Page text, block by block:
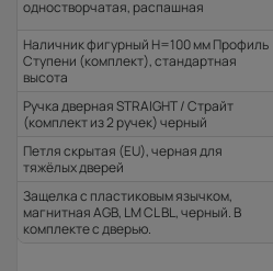
одностворчатая, распашная
Наличник фигурный H=100 мм Профиль
Ступени (комплект), стандартная
высота
Ручка дверная STRAIGHT / Страйт
(комплект из 2 ручек) черный
Петля скрытая (EU), черная для
тяжёлых дверей
Защелка с пластиковым язычком,
магнитная AGB, LM CL BL, черный. В
комплекте с дверью.